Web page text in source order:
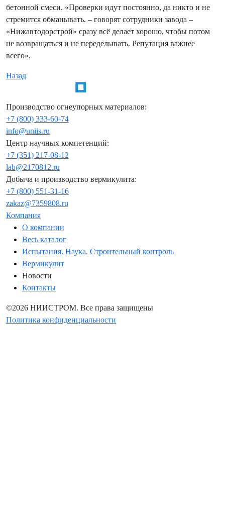
бетонной смеси. «Проверки идут постоянно, да никто и не
стремится обманывать. – говорят сотрудники завода –
«Нижавтодорстрой» сразу всё делает хорошо, чтобы потом
не возвращаться и не переделывать. Репутация важнее
всего».
Назад
Производство огнеупорных материалов:
+7 (800) 333-60-74
info@uniis.ru
Центр научных компетенций:
+7 (351) 217-08-12
lab@2170812.ru
Добыча и производство вермикулита:
+7 (800) 551-31-16
zakaz@7359808.ru
Компания
О компании
Весь каталог
Испытания. Наука. Строительный контроль
Вермикулит
Новости
Контакты
©2026 НИИСТРОМ. Все права защищены
Политика конфиденциальности